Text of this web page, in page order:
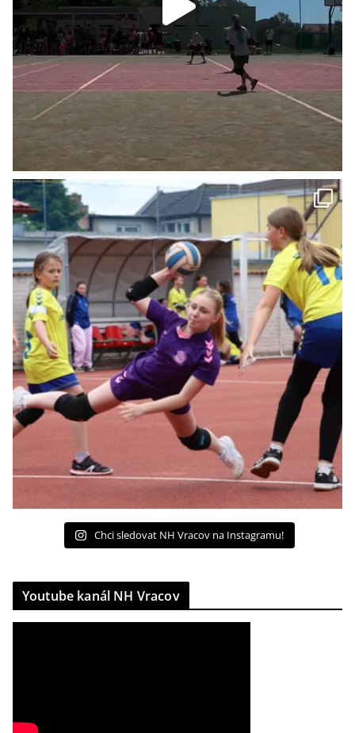
Chci sledovat NH Vracov na Instagramu!
Youtube kanál NH Vracov